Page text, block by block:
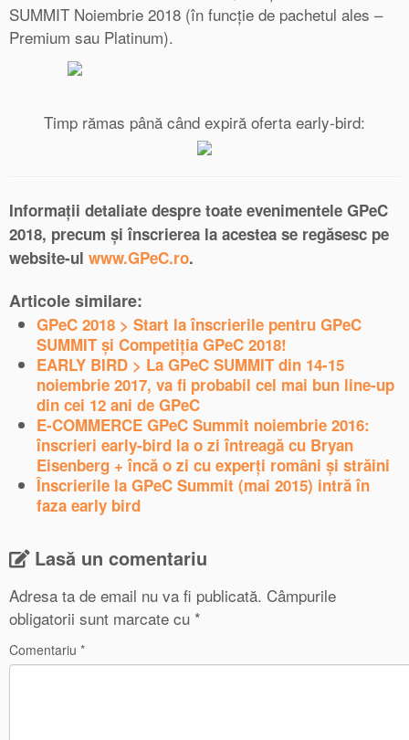
SUMMIT Noiembrie 2018 (în funcție de pachetul ales –
Premium sau Platinum).
Timp rămas până când expiră oferta early-bird:
Informații detaliate despre toate evenimentele GPeC
2018, precum și înscrierea la acestea se regăsesc pe
website-ul www.GPeC.ro.
Articole similare:
GPeC 2018 > Start la înscrierile pentru GPeC
SUMMIT și Competiția GPeC 2018!
EARLY BIRD > La GPeC SUMMIT din 14-15
noiembrie 2017, va fi probabil cel mai bun line-up
din cei 12 ani de GPeC
E-COMMERCE GPeC Summit noiembrie 2016:
înscrieri early-bird la o zi întreagă cu Bryan
Eisenberg + încă o zi cu experți români și străini
Înscrierile la GPeC Summit (mai 2015) intră în
faza early bird
Lasă un comentariu
Adresa ta de email nu va fi publicată. Câmpurile
obligatorii sunt marcate cu *
Comentariu *